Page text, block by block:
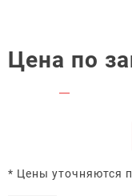
Цена по
* Цены уточняются